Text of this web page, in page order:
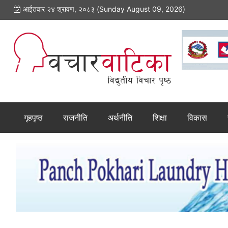
आईतवार २४ श्रावण, २०८३ (Sunday August 09, 2026)
गृहपृष्ठ राजनीति अर्थनीति शिक्षा विकास